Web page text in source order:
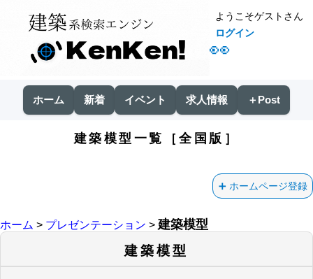
👀
ようこそゲストさん
ログイン
ホーム 新着 イベント 求人情報 ＋Post
建築模型一覧［全国版］
ホームページ登録
ホーム > プレゼンテーション > 建築模型
建築模型